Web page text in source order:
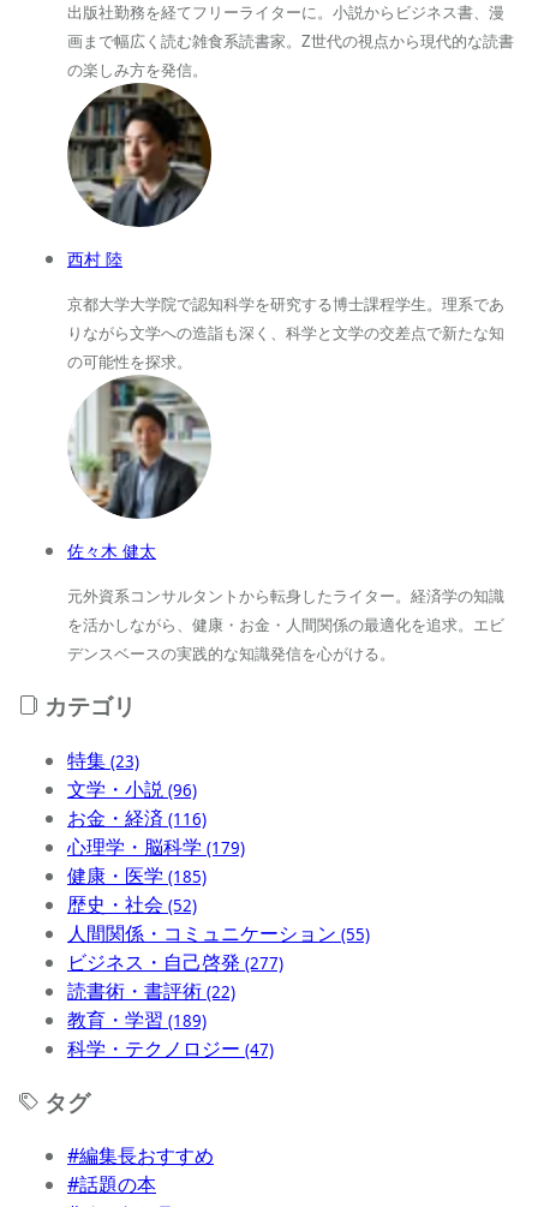
出版社勤務を経てフリーライターに。小説からビジネス書、漫
画まで幅広く読む雑食系読書家。Z世代の視点から現代的な読書
の楽しみ方を発信。
西村 陸
京都大学大学院で認知科学を研究する博士課程学生。理系であ
りながら文学への造詣も深く、科学と文学の交差点で新たな知
の可能性を探求。
佐々木 健太
元外資系コンサルタントから転身したライター。経済学の知識
を活かしながら、健康・お金・人間関係の最適化を追求。エビ
デンスベースの実践的な知識発信を心がける。
カテゴリ
特集 (23)
文学・小説 (96)
お金・経済 (116)
心理学・脳科学 (179)
健康・医学 (185)
歴史・社会 (52)
人間関係・コミュニケーション (55)
ビジネス・自己啓発 (277)
読書術・書評術 (22)
教育・学習 (189)
科学・テクノロジー (47)
タグ
#編集長おすすめ
#話題の本